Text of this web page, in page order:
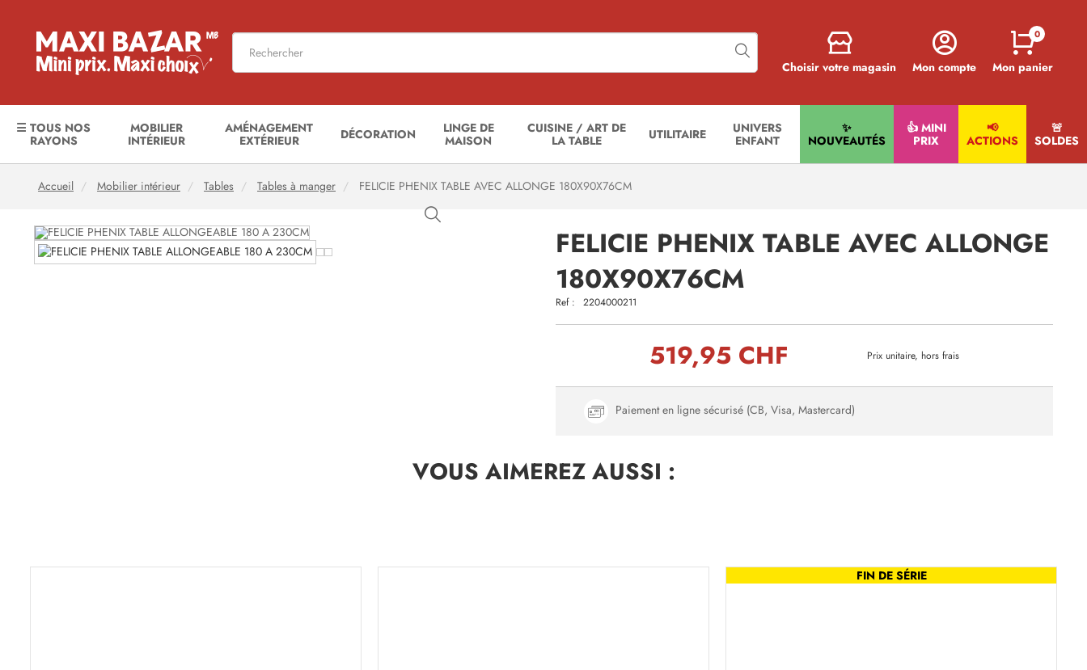
Choisir votre magasin Mon compte Mon panier
0
☰ TOUS NOS
RAYONS
MOBILIER
INTÉRIEUR
AMÉNAGEMENT
EXTÉRIEUR
DÉCORATION
LINGE DE
MAISON
CUISINE / ART DE
LA TABLE
UTILITAIRE
UNIVERS
ENFANT
✨
NOUVEAUTÉS
👍 MINI
PRIX
📢
ACTIONS
🚨​
SOLDES
Accueil Mobilier intérieur Tables Tables à manger FELICIE PHENIX TABLE AVEC ALLONGE 180X90X76CM
FELICIE PHENIX TABLE AVEC ALLONGE
180X90X76CM
Ref : 2204000211
519,95 CHF Prix unitaire, hors frais
Paiement en ligne sécurisé (CB, Visa, Mastercard)
VOUS AIMEREZAUSSI :
FIN DE SÉRIE